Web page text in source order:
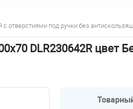
отверстиями под ручки без
DLR230642R